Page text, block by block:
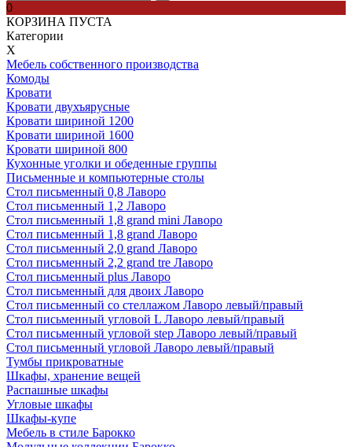
0
КОРЗИНА ПУСТА
Категории
Х
Мебель собственного производства
Комоды
Кровати
Кровати двухъярусные
Кровати шириной 1200
Кровати шириной 1600
Кровати шириной 800
Кухонные уголки и обеденные группы
Письменные и компьютерные столы
Стол письменный 0,8 Лаворо
Стол письменный 1,2 Лаворо
Стол письменный 1,8 grand mini Лаворо
Стол письменный 1,8 grand Лаворо
Стол письменный 2,0 grand Лаворо
Стол письменный 2,2 grand tre Лаворо
Стол письменный plus Лаворо
Стол письменный для двоих Лаворо
Стол письменный со стеллажом Лаворо левый/правый
Стол письменный угловой L Лаворо левый/правый
Стол письменный угловой step Лаворо левый/правый
Стол письменный угловой Лаворо левый/правый
Тумбы прикроватные
Шкафы, хранение вещей
Распашные шкафы
Угловые шкафы
Шкафы-купе
Мебель в стиле Барокко